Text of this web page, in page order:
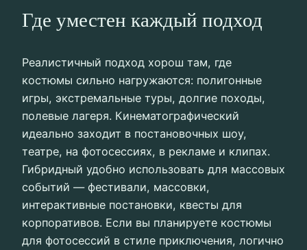
Где уместен каждый подход
Реалистичный подход хорош там, где
костюмы сильно нагружаются: полигонные
игры, экстремальные туры, долгие походы,
полевые лагеря. Кинематографический
идеально заходит в постановочных шоу,
театре, на фотосессиях, в рекламе и клипах.
Гибридный удобно использовать для массовых
событий — фестивали, массовки,
интерактивные постановки, квесты для
корпоративов. Если вы планируете костюмы
для фотосессий в стиле приключения, логично